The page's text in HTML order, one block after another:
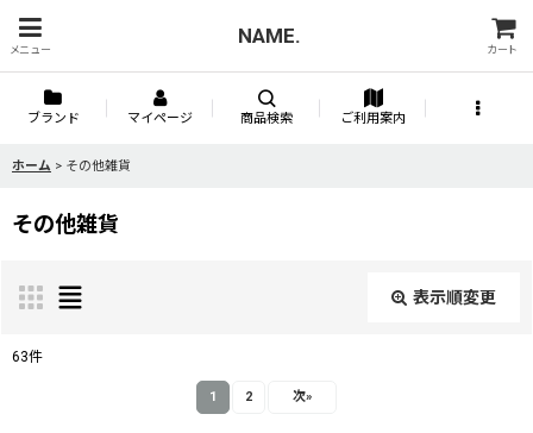
メニュー
NAME.
カート
ブランド マイページ 商品検索 ご利用案内
ホーム > その他雑貨
その他雑貨
表示順変更
63件
1 2 次»